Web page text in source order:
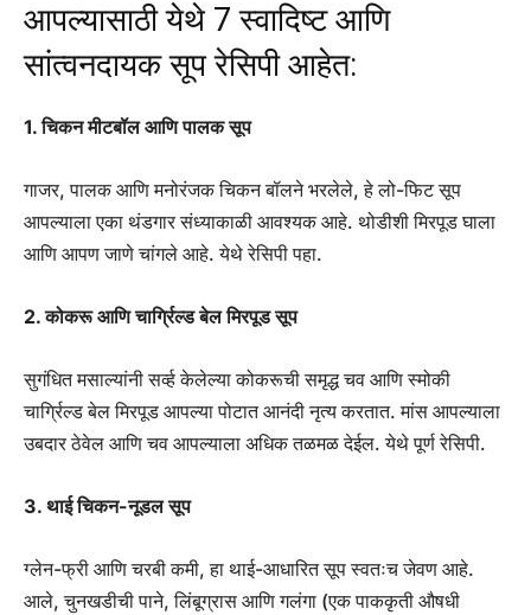
आपल्यासाठी येथे 7 स्वादिष्ट आणि
सांत्वनदायक सूप रेसिपी आहेत:
1. चिकन मीटबॉल आणि पालक सूप
गाजर, पालक आणि मनोरंजक चिकन बॉलने भरलेले, हे लो-फिट सूप
आपल्याला एका थंडगार संध्याकाळी आवश्यक आहे. थोडीशी मिरपूड घाला
आणि आपण जाणे चांगले आहे. येथे रेसिपी पहा.
2. कोकरू आणि चार्ग्रिल्ड बेल मिरपूड सूप
सुगंधित मसाल्यांनी सर्व्ह केलेल्या कोकरूची समृद्ध चव आणि स्मोकी
चार्ग्रिल्ड बेल मिरपूड आपल्या पोटात आनंदी नृत्य करतात. मांस आपल्याला
उबदार ठेवेल आणि चव आपल्याला अधिक तळमळ देईल. येथे पूर्ण रेसिपी.
3. थाई चिकन-नूडल सूप
ग्लेन-फ्री आणि चरबी कमी, हा थाई-आधारित सूप स्वतःच जेवण आहे.
आले, चुनखडीची पाने, लिंबूग्रास आणि गलंगा (एक पाककृती औषधी